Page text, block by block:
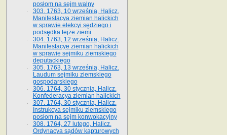
posłom na sejm walny
303. 1763, 10 września, Halicz.
Manifestacya ziemian halickich
w sprawie elekcyi sędziego i
podsędka tejże ziemi
304. 1763, 12 września, Halicz.
Manifestacye ziemian halickich
w sprawie sejmiku ziemskiego
deputackiego
305. 1763, 13 września, Halicz.
Laudum sejmiku ziemskiego
gospodarskiego
306. 1764, 30 stycznia, Halicz.
Konfederacya ziemian halickich
307. 1764, 30 stycznia, Halicz.
Instrukcya sejmiku ziemskiego
posłom na sejm konwokacyjny
308. 1764, 27 lutego, Halicz.
Ordynacya sądów kapturowych